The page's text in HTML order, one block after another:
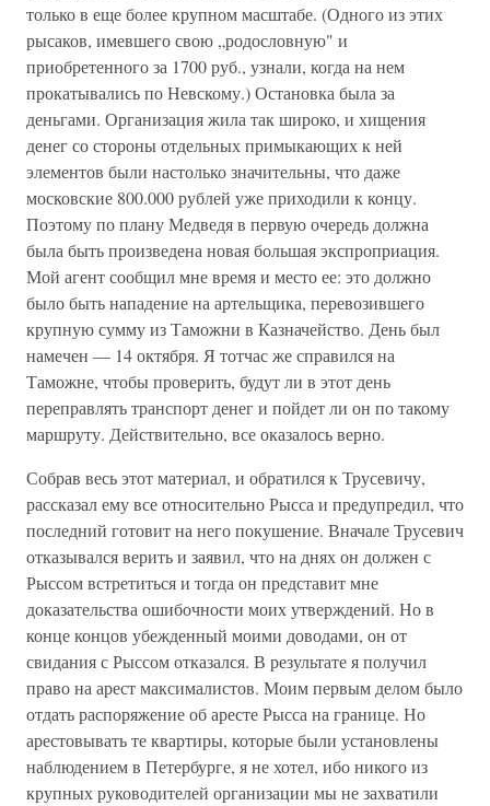
только в еще более крупном масштабе. (Одного из этих
рысаков, имевшего свою „родословную" и
приобретенного за 1700 руб., узнали, когда на нем
прокатывались по Невскому.) Остановка была за
деньгами. Организация жила так широко, и хищения
денег со стороны отдельных примыкающих к ней
элементов были настолько значительны, что даже
московские 800.000 рублей уже приходили к концу.
Поэтому по плану Медведя в первую очередь должна
была быть произведена новая большая экспроприация.
Мой агент сообщил мне время и место ее: это должно
было быть нападение на артельщика, перевозившего
крупную сумму из Таможни в Казначейство. День был
намечен — 14 октября. Я тотчас же справился на
Таможне, чтобы проверить, будут ли в этот день
переправлять транспорт денег и пойдет ли он по такому
маршруту. Действительно, все оказалось верно.
Собрав весь этот материал, и обратился к Трусевичу,
рассказал ему все относительно Рысса и предупредил, что
последний готовит на него покушение. Вначале Трусевич
отказывался верить и заявил, что на днях он должен с
Рыссом встретиться и тогда он представит мне
доказательства ошибочности моих утверждений. Но в
конце концов убежденный моими доводами, он от
свидания с Рыссом отказался. В результате я получил
право на арест максималистов. Моим первым делом было
отдать распоряжение об аресте Рысса на границе. Но
арестовывать те квартиры, которые были установлены
наблюдением в Петербурге, я не хотел, ибо никого из
крупных руководителей организации мы не захватили